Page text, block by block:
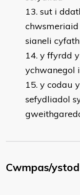
sut i
sianeli
y ffyrdd
ychwanegol
y codau
sefydliadol
Cwmpas/ystod